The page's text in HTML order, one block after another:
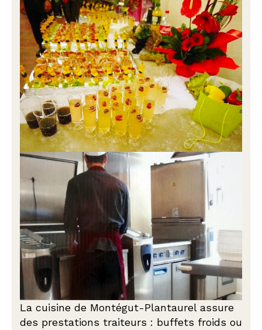
La cuisine de Montégut-Plantaurel assure
des prestations traiteurs : buffets froids ou